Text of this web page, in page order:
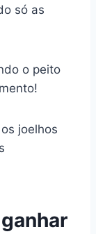
só as
o peito
joelhos